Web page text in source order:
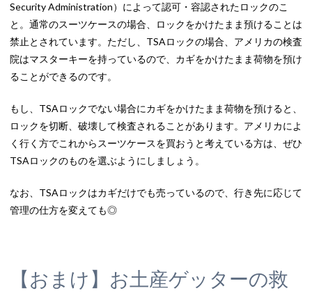
Security Administration）によって認可・容認されたロックのこ
と。通常のスーツケースの場合、ロックをかけたまま預けることは
禁止とされています。ただし、TSAロックの場合、アメリカの検査
院はマスターキーを持っているので、カギをかけたまま荷物を預け
ることができるのです。
もし、TSAロックでない場合にカギをかけたまま荷物を預けると、
ロックを切断、破壊して検査されることがあります。アメリカによ
く行く方でこれからスーツケースを買おうと考えている方は、ぜひ
TSAロックのものを選ぶようにしましょう。
なお、TSAロックはカギだけでも売っているので、行き先に応じて
管理の仕方を変えても◎
【おまけ】お土産ゲッターの救